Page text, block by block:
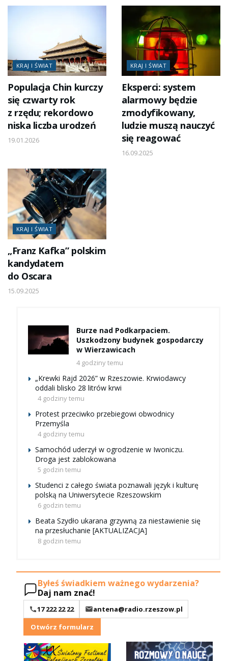
KRAJ I ŚWIAT
Populacja Chin kurczy
się czwarty rok
z rzędu; rekordowo
niska liczba urodzeń
19.01.2026
KRAJ I ŚWIAT
Eksperci: system
alarmowy będzie
zmodyfikowany,
ludzie muszą nauczyć
się reagować
16.09.2025
KRAJ I ŚWIAT
„Franz Kafka” polskim
kandydatem
do Oscara
15.09.2025
Burze nad Podkarpaciem.
Uszkodzony budynek gospodarczy
w Wierzawicach
4 godziny temu
„Krewki Rajd 2026” w Rzeszowie. Krwiodawcy
oddali blisko 28 litrów krwi
4 godziny temu
Protest przeciwko przebiegowi obwodnicy
Przemyśla
4 godziny temu
Samochód uderzył w ogrodzenie w Iwoniczu.
Droga jest zablokowana
5 godzin temu
Studenci z całego świata poznawali język i kulturę
polską na Uniwersytecie Rzeszowskim
6 godzin temu
Beata Szydło ukarana grzywną za niestawienie się
na przesłuchanie [AKTUALIZACJA]
8 godzin temu
Byłeś świadkiem ważnego wydarzenia?
Daj nam znać!
17 222 22 22
antena@radio.rzeszow.pl
Otwórz formularz